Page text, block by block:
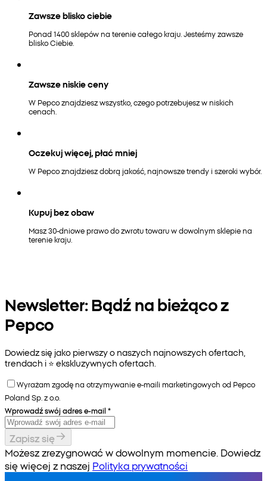
Zawsze blisko ciebie
Ponad 1400 sklepów na terenie całego kraju. Jesteśmy zawsze
blisko Ciebie.
Zawsze niskie ceny
W Pepco znajdziesz wszystko, czego potrzebujesz w niskich
cenach.
Oczekuj więcej, płać mniej
W Pepco znajdziesz dobrą jakość, najnowsze trendy i szeroki wybór.
Kupuj bez obaw
Masz 30-dniowe prawo do zwrotu towaru w dowolnym sklepie na
terenie kraju.
Newsletter: Bądź na bieżąco z
Pepco
Dowiedz się jako pierwszy o naszych najnowszych ofertach,
trendach i ⭐️ ekskluzywnych ofertach.
Wyrażam zgodę na otrzymywanie e-maili marketingowych od Pepco
Poland Sp. z o.o.
Wprowadź swój adres e-mail *
Zapisz się
Możesz zrezygnować w dowolnym momencie. Dowiedz
się więcej z naszej Polityka prywatności